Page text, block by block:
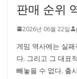
판매 순위
2026년 06월 22일
게임 역사에는 실
다. 그리고 그 대표
빼놓을 수 없다. 출